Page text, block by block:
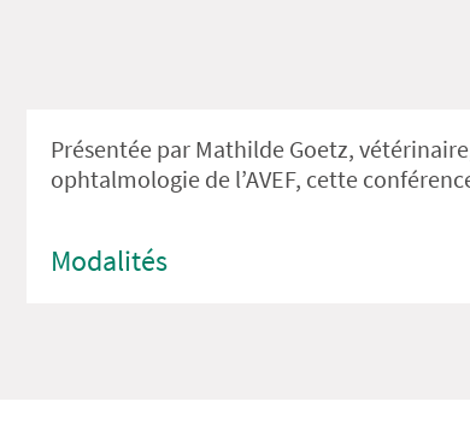
Présentée par Mathilde Goetz,
ophtalmologie de l’AVEF, cette
Modalités